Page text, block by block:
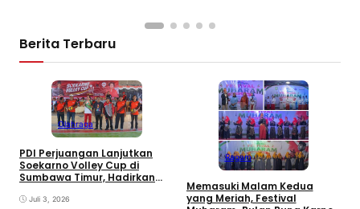
Berita Terbaru
Olahraga
PDI Perjuangan Lanjutkan
Soekarno Volley Cup di
Sumbawa Timur, Hadirkan
Rakyat
Juli 3, 2026
Ragam
Memasuki Malam Kedua
yang Meriah, Festival